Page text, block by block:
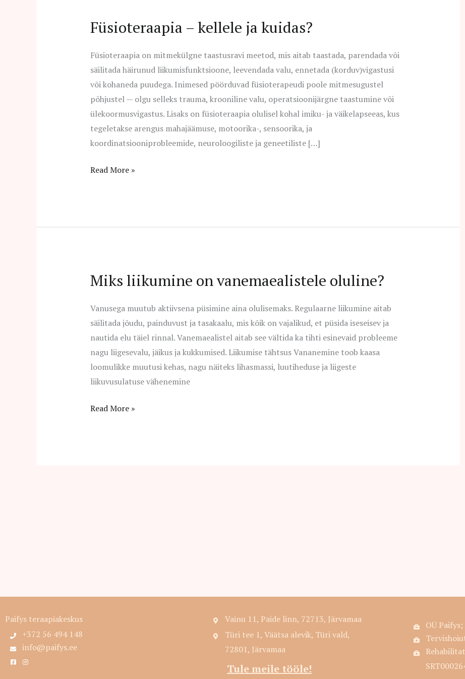
Füsioteraapia – kellele ja kuidas?
Füsioteraapia on mitmekülgne taastusravi meetod, mis aitab taastada, parendada või
säilitada häirunud liikumisfunktsioone, leevendada valu, ennetada (korduv)vigastusi
või kohaneda puudega. Inimesed pöörduvad füsioterapeudi poole mitmesugustel
põhjustel — olgu selleks trauma, krooniline valu, operatsioonijärgne taastumine või
ülekoormusvigastus. Lisaks on füsioteraapia olulisel kohal imiku- ja väikelapseeas, kus
tegeletakse arengus mahajäämuse, motoorika-, sensoorika, ja
koordinatsiooniprobleemide, neuroloogiliste ja geneetiliste […]
Füsioteraapia
kellele
ja
kuidas?
Read More »
Miks liikumine on vanemaealistele oluline?
Vanusega muutub aktiivsena püsimine aina olulisemaks. Regulaarne liikumine aitab
säilitada jõudu, painduvust ja tasakaalu, mis kõik on vajalikud, et püsida iseseisev ja
nautida elu täiel rinnal. Vanemaealistel aitab see vältida ka tihti esinevaid probleeme
nagu liigesevalu, jäikus ja kukkumised. Liikumise tähtsus Vananemine toob kaasa
loomulikke muutusi kehas, nagu näiteks lihasmassi, luutiheduse ja liigeste
liikuvusulatuse vähenemine
Miks
on
vanemaealistele
oluline?
Read More »
Paifys teraapiakeskus
+372 56 494 148
info@paifys.ee
Vainu 11, Paide linn, 72713, Järvamaa
Türi tee 1, Väätsa alevik, Türi vald,
72801, Järvamaa
Tule meile tööle!
OÜ